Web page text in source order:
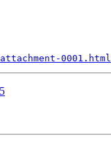
0001.html